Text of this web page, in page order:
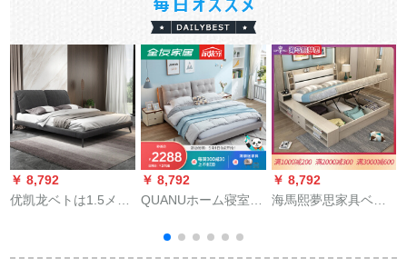
￥ 8,792
优凯龙ベトは1.5メト
ク・ベックであるあ
￥ 8,792
QUANUホーム寝室北
Bブルック1.8メトル
1.5メトルベック家庭
￥ 8,792
海馬熙夢思家具ベト
納納庫ベクタ寝室家